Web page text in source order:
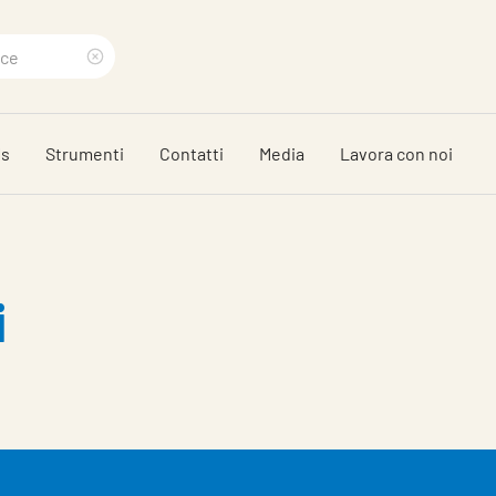
search
phrase
Strumenti Contatti Media Lavora con noi